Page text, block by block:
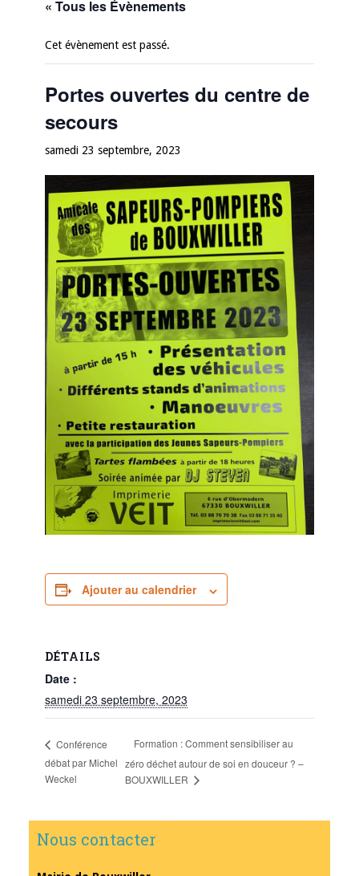
« Tous les Évènements
Cet évènement est passé.
Portes ouvertes du centre de
secours
samedi 23 septembre, 2023
Ajouter au calendrier
DÉTAILS
Date :
samedi 23 septembre, 2023
Conférence
débat par Michel
Weckel
Formation : Comment sensibiliser au
zéro déchet autour de soi en douceur ? –
BOUXWILLER
Nous contacter